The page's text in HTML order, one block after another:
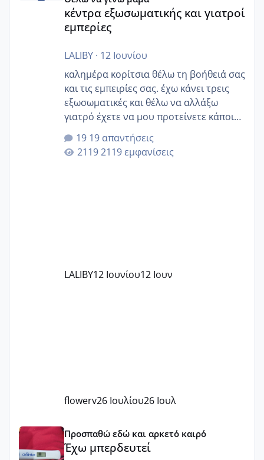
κέντρα εξωσωματικής και γιατροί
εμπερίες
LALIBY· 12 Ιουνίου
καλημέρα κορίτσια θέλω τη βοήθειά σας
και τις εμπειρίες σας. έχω κάνει τρεις
εξωσωματικές και θέλω να αλλάξω
γιατρό έχετε να μου προτείνετε κάποιον
που μείνατε ευχαριστημένες και είχατε
επιιτυχία? έκανα στο υγεία με τον
ζερβομανωλάκη (δεν το εψαξε καθόλου
19 απαντήσεις
2119 εμφανίσεις
LALIBY12 Ιουνίου12 Ιουν
flowerv26 Ιουλίου26 Ιουλ
Έχω μπερδευτεί
Προσπαθώ εδώ και αρκετό καιρό
Έχω μπερδευτεί